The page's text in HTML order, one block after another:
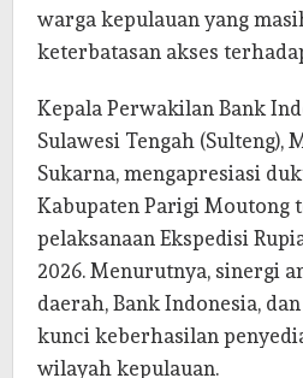
warga kepulauan yang
keterbatasan akses
Kepala Perwakilan Bank
Sulawesi Tengah (Sulteng),
Sukarna, mengapresiasi
Kabupaten Parigi Moutong
pelaksanaan Ekspedisi
2026. Menurutnya, sinergi
daerah, Bank Indonesia,
kunci keberhasilan
wilayah kepulauan.